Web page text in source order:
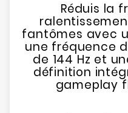
Réduis la
fantômes avec
une fréquence
de 144 Hz et
définition
gameplay